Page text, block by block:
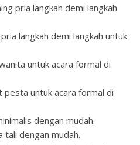
pria langkah demi langkah
langkah demi langkah untuk
untuk acara formal di
untuk acara formal di
dengan mudah.
tali dengan mudah.